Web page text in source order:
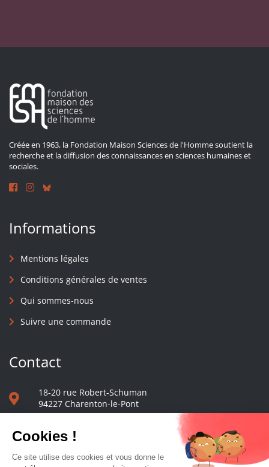
Créée en 1963, la Fondation Maison Sciences de l'Homme soutient la
recherche et la diffusion des connaissances en sciences humaines et
sociales.
Informations
Mentions légales
Conditions générales de ventes
Qui sommes-nous
Suivre une commande
Contact
18-20 rue Robert-Schuman
94227 Charenton-le-Pont